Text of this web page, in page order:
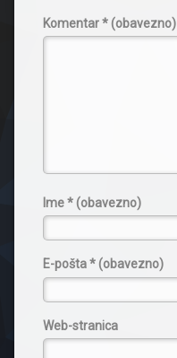
Komentar* (obavezno)
Ime* (obavezno)
E-pošta* (obavezno)
Web-stranica